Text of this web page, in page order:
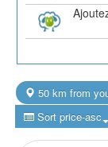
50 km from
Sort price-asc